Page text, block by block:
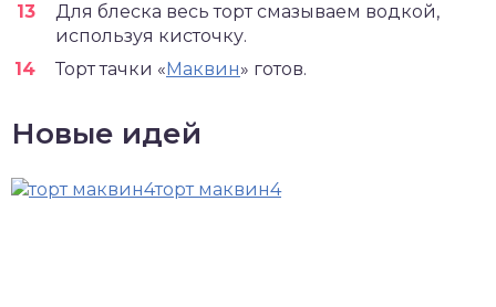
Для блеска весь торт смазываем водкой,
используя кисточку.
Торт тачки «Маквин» готов.
Новые идей
торт маквин4